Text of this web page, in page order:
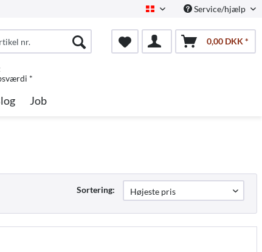
Dansk Service/hjælp
0,00 DKK *
*
Job
Sortering: